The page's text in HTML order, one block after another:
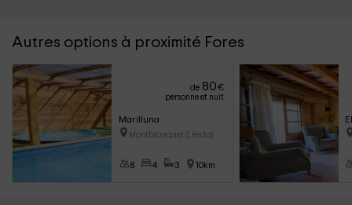
Autres options à proximité Fores
de 80€
personne et nuit
Marilluna
Montblanquet (Lleida)
8 4 3 10km